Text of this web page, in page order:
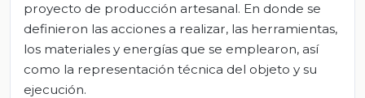
proyecto de producción artesanal. En donde se
definieron las acciones a realizar, las herramientas,
los materiales y energías que se emplearon, así
como la representación técnica del objeto y su
ejecución.